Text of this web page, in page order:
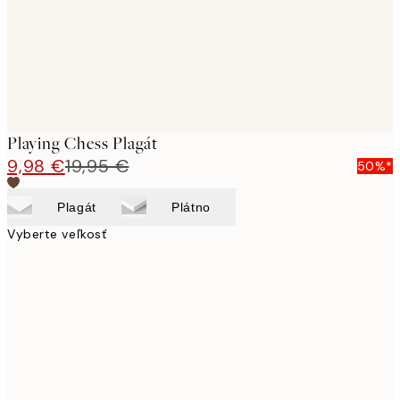
Playing Chess Plagát
9,98 €19,95 € 50%*
Plagát Plátno
Vyberte veľkosť